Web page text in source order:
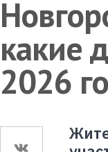
какие
2026